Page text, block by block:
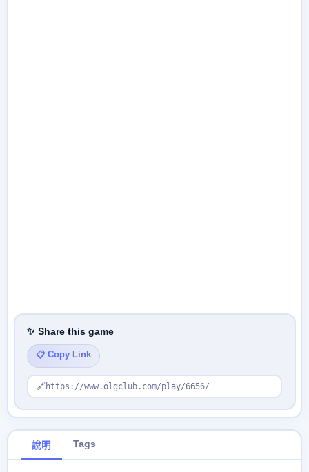
✨ Share this game
📋 Copy Link
🔗 https://www.olgclub.com/play/6656/
說明 Tags